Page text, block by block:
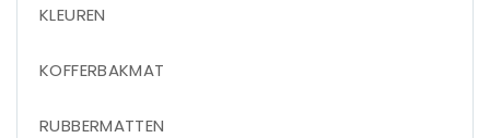
KLEUREN
KOFFERBAKMAT
RUBBERMATTEN